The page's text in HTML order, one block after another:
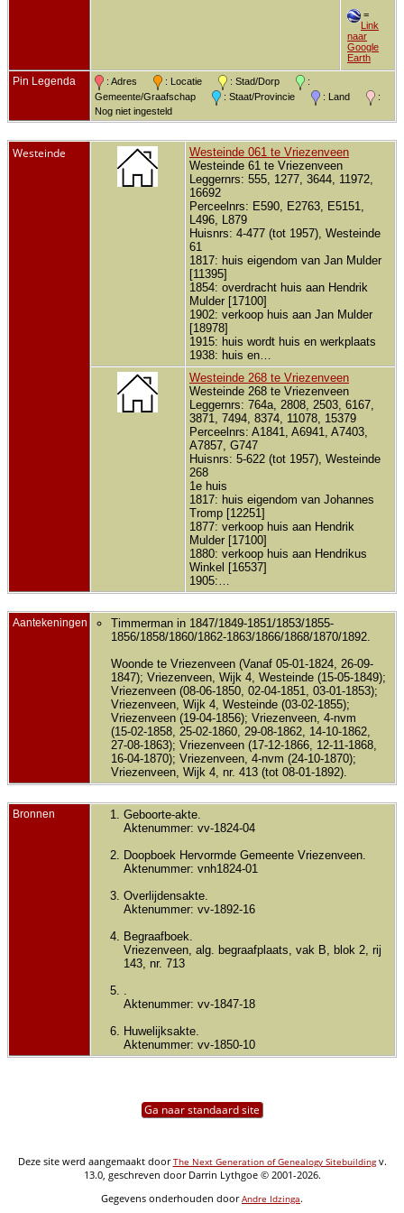
=
Link
naar
Google
Earth
Pin Legenda : Adres : Locatie : Stad/Dorp
:
Gemeente/Graafschap
: Staat/Provincie : Land
:
Nog niet ingesteld
Westeinde
Westeinde 061 te Vriezenveen
Westeinde 61 te Vriezenveen
Leggernrs: 555, 1277, 3644, 11972,
16692
Perceelnrs: E590, E2763, E5151,
L496, L879
Huisnrs: 4-477 (tot 1957), Westeinde
61
1817: huis eigendom van Jan Mulder
[11395]
1854: overdracht huis aan Hendrik
Mulder [17100]
1902: verkoop huis aan Jan Mulder
[18978]
1915: huis wordt huis en werkplaats
1938: huis en…
Westeinde 268 te Vriezenveen
Westeinde 268 te Vriezenveen
Leggernrs: 764a, 2808, 2503, 6167,
3871, 7494, 8374, 11078, 15379
Perceelnrs: A1841, A6941, A7403,
A7857, G747
Huisnrs: 5-622 (tot 1957), Westeinde
268
1e huis
1817: huis eigendom van Johannes
Tromp [12251]
1877: verkoop huis aan Hendrik
Mulder [17100]
1880: verkoop huis aan Hendrikus
Winkel [16537]
1905:…
Aantekeningen
Timmerman in 1847/1849-1851/1853/1855-
1856/1858/1860/1862-1863/1866/1868/1870/1892.
Woonde te Vriezenveen (Vanaf 05-01-1824, 26-09-
1847); Vriezenveen, Wijk 4, Westeinde (15-05-1849);
Vriezenveen (08-06-1850, 02-04-1851, 03-01-1853);
Vriezenveen, Wijk 4, Westeinde (03-02-1855);
Vriezenveen (19-04-1856); Vriezenveen, 4-nvm
(15-02-1858, 25-02-1860, 29-08-1862, 14-10-1862,
27-08-1863); Vriezenveen (17-12-1866, 12-11-1868,
16-04-1870); Vriezenveen, 4-nvm (24-10-1870);
Vriezenveen, Wijk 4, nr. 413 (tot 08-01-1892).
Bronnen
Geboorte-akte.
Aktenummer: vv-1824-04
Doopboek Hervormde Gemeente Vriezenveen.
Aktenummer: vnh1824-01
Overlijdensakte.
Aktenummer: vv-1892-16
Begraafboek.
Vriezenveen, alg. begraafplaats, vak B, blok 2, rij
143, nr. 713
Aktenummer: vv-1847-18
Huwelijksakte.
Aktenummer: vv-1850-10
Ga naar standaard site
Deze site werd aangemaakt doorThe Next Generation of Genealogy Sitebuildingv.
13.0, geschreven door Darrin Lythgoe © 2001-2026.
Gegevens onderhouden doorAndre Idzinga.